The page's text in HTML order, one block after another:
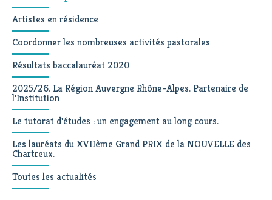
Artistes en résidence
Coordonner les nombreuses activités pastorales
Résultats baccalauréat 2020
2025/26. La Région Auvergne Rhône-Alpes. Partenaire de
l'Institution
Le tutorat d'études : un engagement au long cours.
Les lauréats du XVIIème Grand PRIX de la NOUVELLE des
Chartreux.
Toutes les actualités